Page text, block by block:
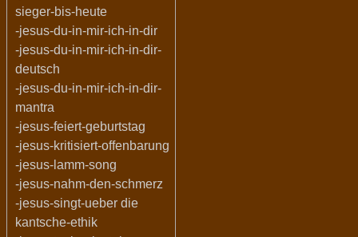
sieger-bis-heute
-jesus-du-in-mir-ich-in-dir
-jesus-du-in-mir-ich-in-dir-
deutsch
-jesus-du-in-mir-ich-in-dir-
mantra
-jesus-feiert-geburtstag
-jesus-kritisiert-offenbarung
-jesus-lamm-song
-jesus-nahm-den-schmerz
-jesus-singt-ueber die
kantsche-ethik